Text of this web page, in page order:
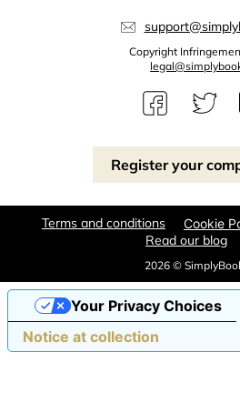
Register your
Copyright
2026 ©
Terms and conditions Cookie
Read our blog
Notice at collection
Your Privacy Choices